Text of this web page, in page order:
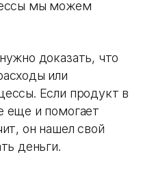
мы можем
доказать, что
или
Если продукт в
еще и помогает
он нашел свой
деньги.